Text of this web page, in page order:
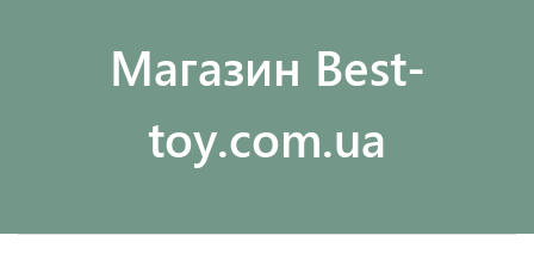
Maгазин Best-
toy.com.ua